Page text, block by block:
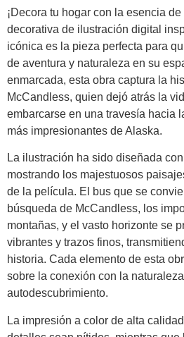
¡Decora tu hogar con la esencia de
decorativa de ilustración digital
icónica es la pieza perfecta para
de aventura y naturaleza en su
enmarcada, esta obra captura la
McCandless, quien dejó atrás la
embarcarse en una travesía hacia
más impresionantes de Alaska.
La ilustración ha sido diseñada
mostrando los majestuosos
de la película. El bus que se
búsqueda de McCandless, los
montañas, y el vasto horizonte se
vibrantes y trazos finos,
historia. Cada elemento de esta
sobre la conexión con la naturaleza
autodescubrimiento.
La impresión a color de alta